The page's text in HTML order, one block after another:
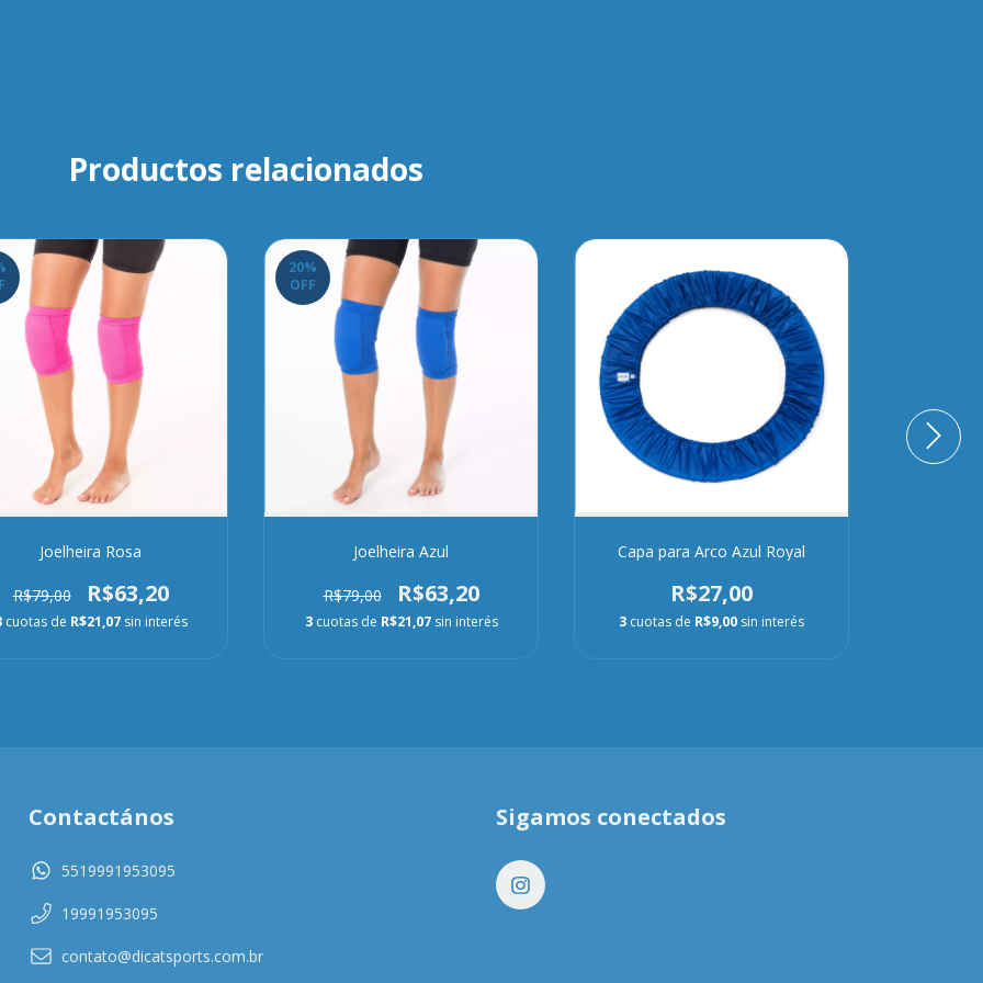
Productos relacionados
Joelheira Rosa
R$79,00 R$63,20
cuotas de R$21,07 sin interés
20%
OFF
Joelheira Azul
R$79,00 R$63,20
3 cuotas de R$21,07 sin interés
Capa para Arco Azul Royal
R$27,00
3 cuotas de R$9,00 sin interés
Contactános
5519991953095
19991953095
contato@dicatsports.com.br
Sigamos conectados